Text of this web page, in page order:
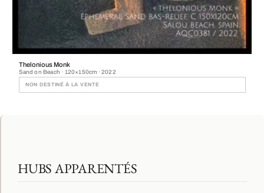
Thelonious Monk
Sand on Beach · 120×150cm · 2022
NON DESTINÉ À LA VENTE
HUBS APPARENTÉS